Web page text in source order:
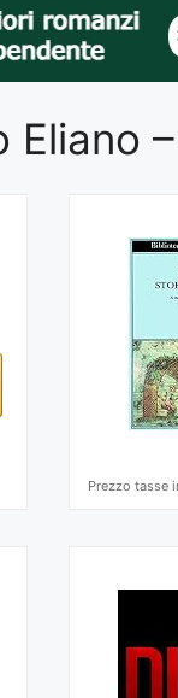
Eliano
Prezzo tasse